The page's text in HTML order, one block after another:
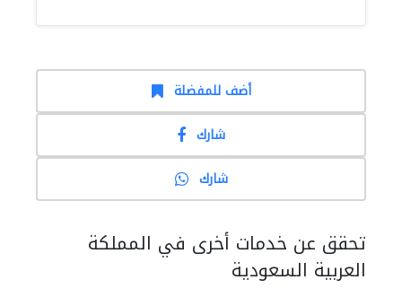
أضف للمفضلة
شارك
شارك
تحقق عن خدمات أخرى في المملكة
العربية السعودية